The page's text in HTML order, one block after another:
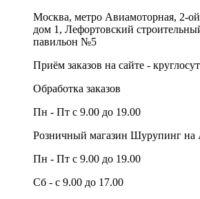
Москва, метро Авиамоторная, 2-
дом 1, Лефортовский
павильон №5
Приём заказов на сайте -
Обработка заказов
Пн - Пт с 9.00 до 19.00
Розничный магазин Шурупинг на
Пн - Пт с 9.00 до 19.00
Сб - с 9.00 до 17.00